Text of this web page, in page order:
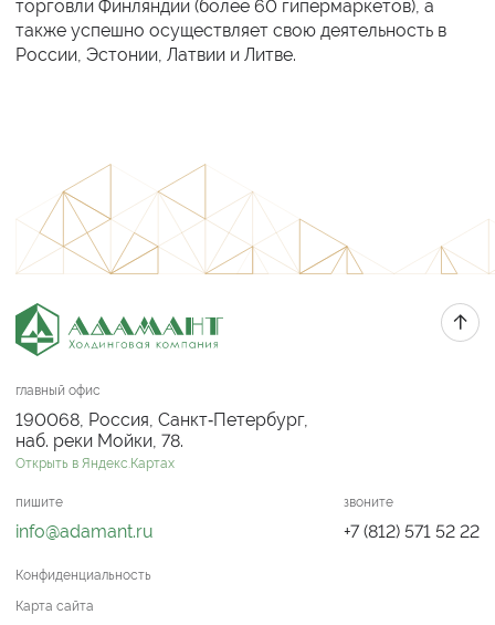
торговли Финляндии (более 60 гипермаркетов), а
также успешно осуществляет свою деятельность в
России, Эстонии, Латвии и Литве.
главный офис
190068, Россия, Санкт‑Петербург,
наб. реки Мойки, 78.
Открыть в Яндекс.Картах
пишите
info@adamant.ru
звоните
+7 (812) 571 52 22
Конфиденциальность
Карта сайта